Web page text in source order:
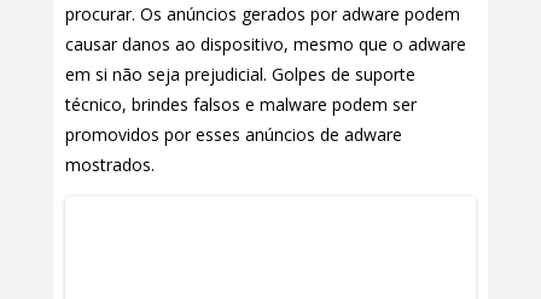
procurar. Os anúncios gerados por adware podem
causar danos ao dispositivo, mesmo que o adware
em si não seja prejudicial. Golpes de suporte
técnico, brindes falsos e malware podem ser
promovidos por esses anúncios de adware
mostrados.